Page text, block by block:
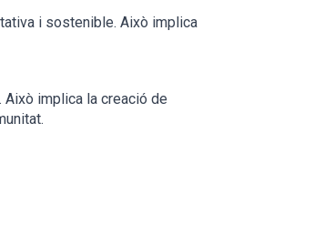
i sostenible. Això implica
implica la creació de